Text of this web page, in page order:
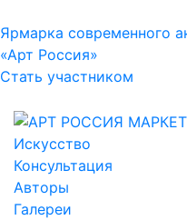
Ярмарка современного
«Арт Россия»
Стать участником
Искусство
Консультация
Авторы
Галереи